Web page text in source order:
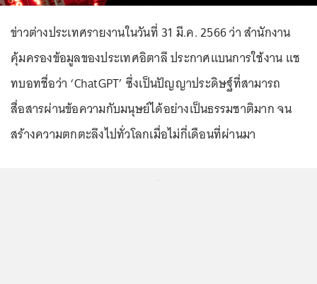
ข่าวต่างประเทศรายงานในวันที่ 31 มี.ค. 2566 ว่า สำนักงาน
คุ้มครองข้อมูลของประเทศอิตาลี ประกาศแบนการใช้งาน แช
ทบอทชื่อว่า ‘ChatGPT’ ซึ่งเป็นปัญญาประดิษฐ์ที่สามารถ
สื่อสารผ่านข้อความกับมนุษย์ได้อย่างเป็นธรรมชาติมาก จน
สร้างความตกตะลึงไปทั่วโลกเมื่อไม่กี่เดือนที่ผ่านมา